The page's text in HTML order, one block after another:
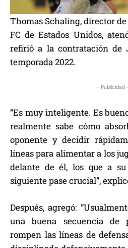
Thomas Schaling, director
FC de Estados Unidos,
refirió a la contratación de
temporada 2022.
- Publicidad -
“Es muy inteligente. Es
realmente sabe cómo
oponente y decidir
líneas para alimentar a los
delante de él, los que a
siguiente pase crucial”,
Después, agregó:
una buena secuencia de
rompen las líneas de